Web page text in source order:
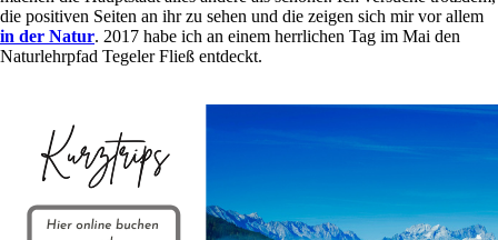
die positiven Seiten an ihr zu sehen und die zeigen sich mir vor allem
in der Natur. 2017 habe ich an einem herrlichen Tag im Mai den
Naturlehrpfad Tegeler Fließ entdeckt.